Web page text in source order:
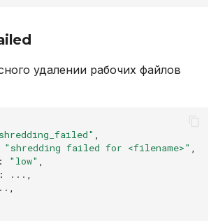
удалении рабочих файлов
"shredding failed for <filename>"
: "low"
: ...